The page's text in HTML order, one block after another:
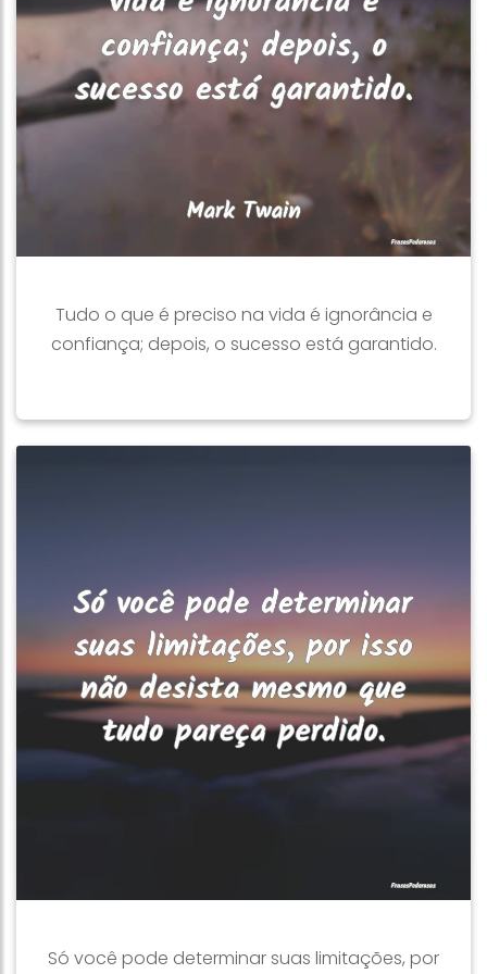
Tudo o que é preciso na vida é ignorância e
confiança; depois, o sucesso está garantido.
Só você pode determinar suas limitações, por